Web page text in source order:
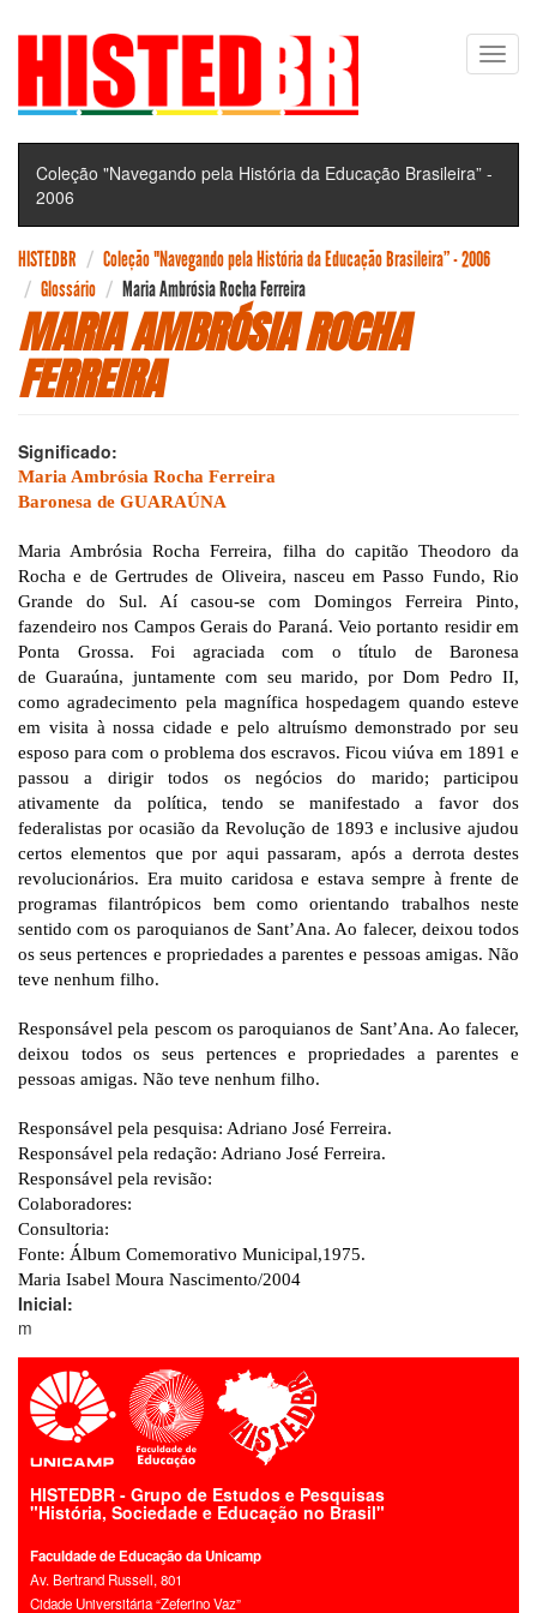
Pular
conteúdo
Coleção "Navegando pela História da Educação Brasileira” -
2006
HISTEDBR
Coleção "Navegando pela História da Educação Brasileira” - 2006
Glossário
Maria Ambrósia Rocha Ferreira
MARIA AMBRÓSIA ROCHA
FERREIRA
Significado:
Maria Ambrósia Rocha Ferreira
Baronesa de GUARAÚNA
Maria Ambrósia Rocha Ferreira, filha do capitão Theodoro da
Rocha e de Gertrudes de Oliveira, nasceu em Passo Fundo, Rio
Grande do Sul. Aí casou-se com Domingos Ferreira Pinto,
fazendeiro nos Campos Gerais do Paraná. Veio portanto residir em
Ponta Grossa. Foi agraciada com o título de Baronesa
de Guaraúna, juntamente com seu marido, por Dom Pedro II,
como agradecimento pela magnífica hospedagem quando esteve
em visita à nossa cidade e pelo altruísmo demonstrado por seu
esposo para com o problema dos escravos. Ficou viúva em 1891 e
passou a dirigir todos os negócios do marido; participou
ativamente da política, tendo se manifestado a favor dos
federalistas por ocasião da Revolução de 1893 e inclusive ajudou
certos elementos que por aqui passaram, após a derrota destes
revolucionários. Era muito caridosa e estava sempre à frente de
programas filantrópicos bem como orientando trabalhos neste
sentido com os paroquianos de Sant’Ana. Ao falecer, deixou todos
os seus pertences e propriedades a parentes e pessoas amigas. Não
teve nenhum filho.
Responsável pela pescom os paroquianos de Sant’Ana. Ao falecer,
deixou todos os seus pertences e propriedades a parentes e
pessoas amigas. Não teve nenhum filho.
Responsável pela pesquisa: Adriano José Ferreira.
Responsável pela redação: Adriano José Ferreira.
Responsável pela revisão:
Colaboradores:
Consultoria:
Fonte: Álbum Comemorativo Municipal,1975.
Maria Isabel Moura Nascimento/2004
Inicial:
m
HISTEDBR - Grupo de Estudos e Pesquisas
"História, Sociedade e Educação no Brasil"
Faculdade de Educação da Unicamp
Av. Bertrand Russell, 801
Cidade Universitária “Zeferino Vaz”